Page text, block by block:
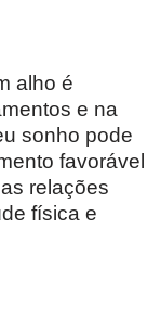
alho é
e na
sonho pode
favorável
relações
física e